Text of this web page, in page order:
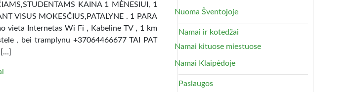
KAINA 1 MĖNESIUI, 1
VISUS MOKESČIUS,PATALYNE . 1 PARA
vieta Internetas Wi Fi , Kabeline TV , 1 km
, bei tramplynu +37064466677 TAI PAT
[…]
Nuoma Šventojoje
Namai ir kotedžai
Namai kituose miestuose
Namai Klaipėdoje
Paslaugos